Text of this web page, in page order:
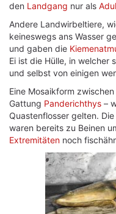
den Landgang nur als
Andere Landwirbeltiere,
keineswegs ans Wasser
und gaben die
Ei ist die Hülle, in welcher
und selbst von einigen
Eine Mosaikform
Gattung Panderichthys –
Quastenflosser gelten.
waren bereits zu Beinen
Extremitäten noch